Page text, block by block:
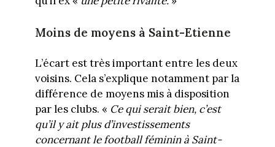
Moins de moyens à Saint-Etienne
L’écart est très important entre les deux
voisins. Cela s’explique notamment par la
différence de moyens mis à disposition
par les clubs. « Ce qui serait bien, c’est
qu’il y ait plus d’investissements
concernant le football féminin à Saint-